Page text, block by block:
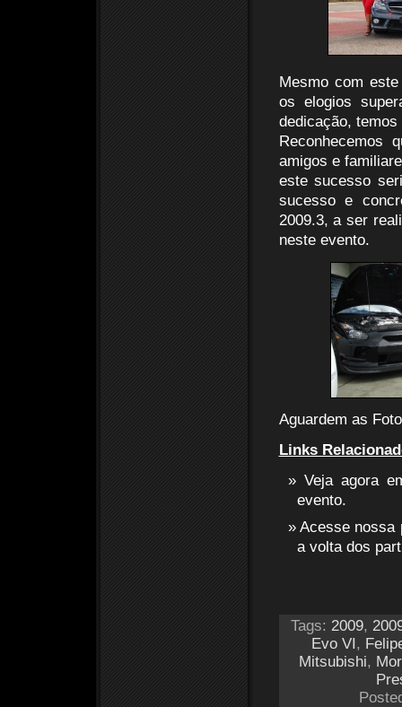
Mesmo com
os elogios
dedicação,
Reconhecemos
amigos e
este sucesso
sucesso e
2009.3, a ser
neste evento.
Aguardem as
Links
Veja agora
evento.
Acesse nossa
a volta dos
Tags: 2009,
Evo VI,
Mitsubishi,